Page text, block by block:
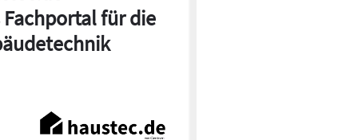
Fachportal für die